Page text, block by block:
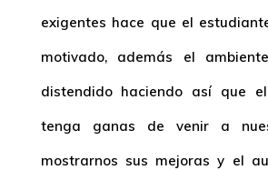
exigentes hace que el
motivado, además el
distendido haciendo así que
tenga ganas de venir a
mostrarnos sus mejoras y el